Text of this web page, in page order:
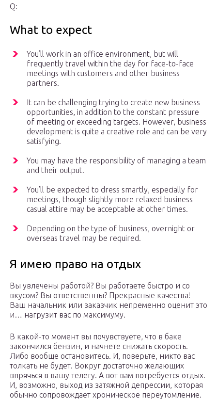
Q:
What to expect
You’ll work in an office environment, but will
frequently travel within the day for face-to-face
meetings with customers and other business
partners.
It can be challenging trying to create new business
opportunities, in addition to the constant pressure
of meeting or exceeding targets. However, business
development is quite a creative role and can be very
satisfying.
You may have the responsibility of managing a team
and their output.
You’ll be expected to dress smartly, especially for
meetings, though slightly more relaxed business
casual attire may be acceptable at other times.
Depending on the type of business, overnight or
overseas travel may be required.
Я имею право на отдых
Вы увлечены работой? Вы работаете быстро и со
вкусом? Вы ответственны? Прекрасные качества!
Ваш начальник или заказчик непременно оценит это
и… нагрузит вас по максимуму.
В какой-то момент вы почувствуете, что в баке
закончился бензин, и начнете снижать скорость.
Либо вообще остановитесь. И, поверьте, никто вас
толкать не будет. Вокруг достаточно желающих
впрячься в вашу телегу. А вот вам потребуется отдых.
И, возможно, выход из затяжной депрессии, которая
обычно сопровождает хроническое переутомление.